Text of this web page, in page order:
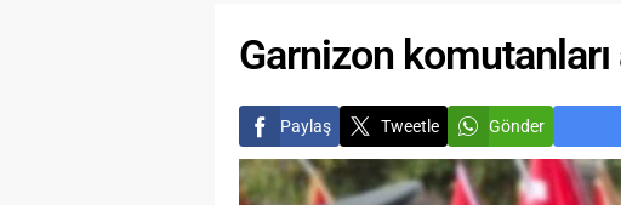
Garnizon komutanları
Paylaş Tweetle Gönder